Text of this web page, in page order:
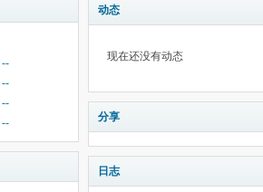
--
--
--
--
动态
现在还没有动态
分享
日志